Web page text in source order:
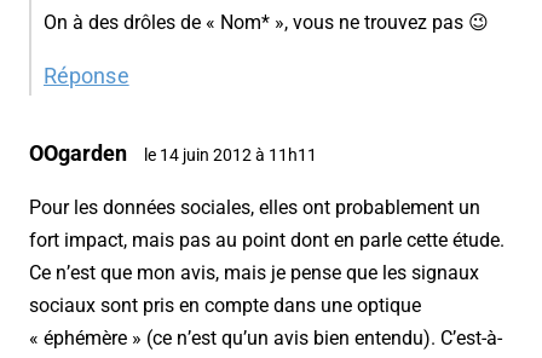
On à des drôles de « Nom* », vous ne trouvez pas 😉
Réponse
OOgarden le 14 juin 2012 à 11h11
Pour les données sociales, elles ont probablement un
fort impact, mais pas au point dont en parle cette étude.
Ce n’est que mon avis, mais je pense que les signaux
sociaux sont pris en compte dans une optique
« éphémère » (ce n’est qu’un avis bien entendu). C’est-à-